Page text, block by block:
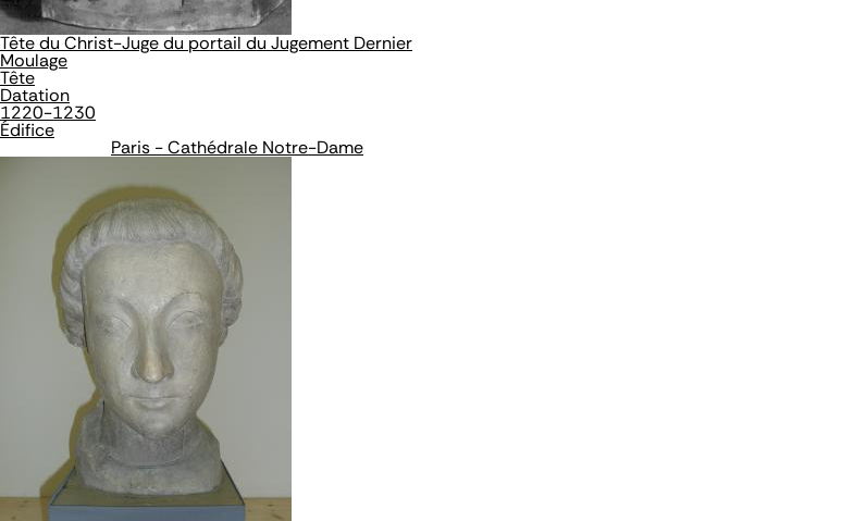
Tête du Christ-Juge du portail du Jugement Dernier
Moulage
Tête
Datation
1220-1230
Édifice
Paris - Cathédrale Notre-Dame